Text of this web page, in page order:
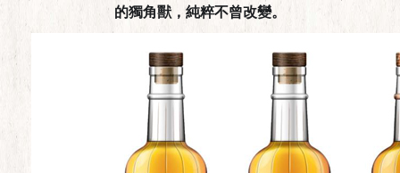
的獨角獸，純粹不曾改變。